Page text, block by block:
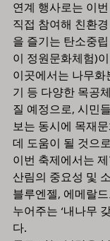
연계 행사로는 이
직접 참여해 친환
을 즐기는 탄소중
이 정원문화체험)
이곳에서는 나무화
기 등 다양한 목공
질 예정으로, 시민
보는 동시에 목재
데 도움이 될 것으
이번 축제에서는
산림의 중요성 및
블루엔젤, 에메랄
누어주는 ‘내나무
다.